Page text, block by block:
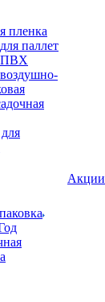
пленка
паллет
ПВХ
Акции